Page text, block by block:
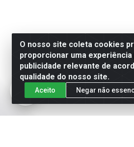
O nosso site coleta cookies
proporcionar uma
publicidade relevante de
qualidade do nosso site.
Aceito Negar não